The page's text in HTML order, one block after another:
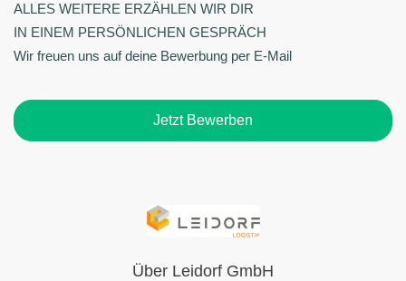
ALLES WEITERE ERZÄHLEN WIR DIR
IN EINEM PERSÖNLICHEN GESPRÄCH
Wir freuen uns auf deine Bewerbung per E-Mail
Jetzt Bewerben
Über Leidorf GmbH